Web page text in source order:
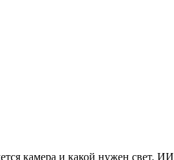
камера и какой нужен свет.